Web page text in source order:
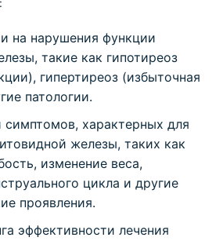
на нарушения функции
такие как гипотиреоз
гипертиреоз (избыточная
патологии.
характерных для
железы, таких как
изменение веса,
цикла и другие
проявления.
эффективности лечения